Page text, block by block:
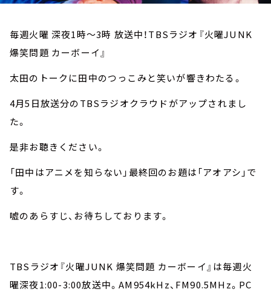
毎週火曜 深夜1時～3時 放送中！TBSラジオ『火曜JUNK
爆笑問題 カーボーイ』
太田のトークに田中のつっこみと笑いが響きわたる。
4月5日放送分のTBSラジオクラウドがアップされまし
た。
是非お聴きください。
「田中はアニメを知らない」最終回のお題は「アオアシ」で
す。
嘘のあらすじ、お待ちしております。
TBSラジオ『火曜JUNK 爆笑問題 カーボーイ』は毎週火
曜深夜1:00-3:00放送中。AM954kHz、FM90.5MHz。PC